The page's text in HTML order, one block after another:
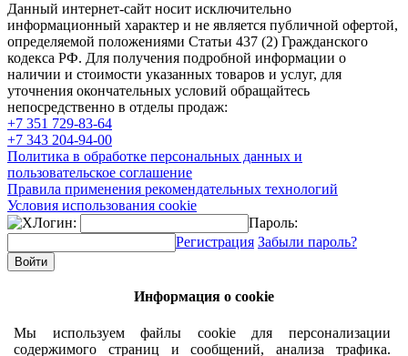
Данный интернет-сайт носит исключительно
информационный характер и не является публичной офертой,
определяемой положениями Статьи 437 (2) Гражданского
кодекса РФ. Для получения подробной информации о
наличии и стоимости указанных товаров и услуг, для
уточнения окончательных условий обращайтесь
непосредственно в отделы продаж:
+7 351 729-83-64
+7 343 204-94-00
Политика в обработке персональных данных и
пользовательское соглашение
Правила применения рекомендательных технологий
Условия использования cookie
Логин:
Пароль:
Регистрация Забыли пароль?
Информация о cookie
Мы используем файлы cookie для персонализации
содержимого страниц и сообщений, анализа трафика.